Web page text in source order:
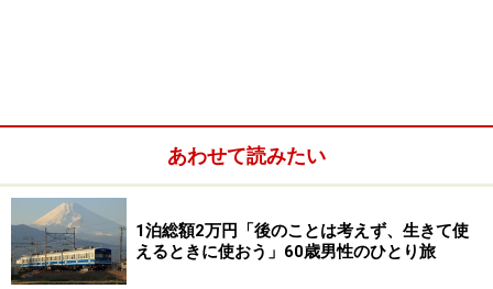
あわせて読みたい
1泊総額2万円「後のことは考えず、生きて使
えるときに使おう」60歳男性のひとり旅